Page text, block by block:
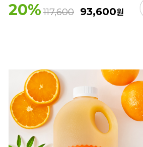
20% 117,600 93,600원